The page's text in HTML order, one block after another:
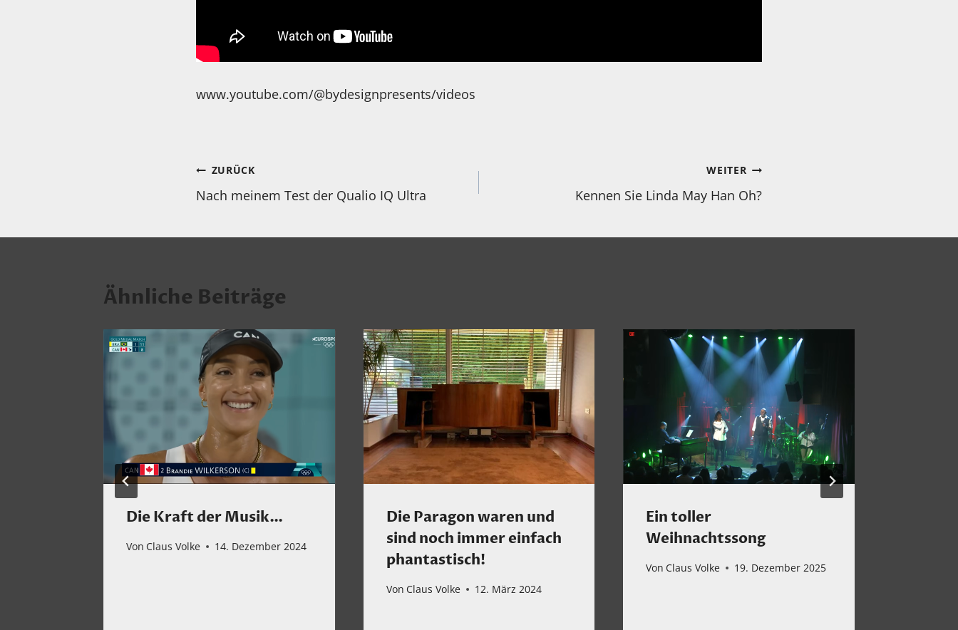
www.youtube.com/@bydesignpresents/videos
Beitragsnavigation
ZURÜCK
Nach meinem Test der Qualio IQ Ultra
WEITER
Kennen Sie Linda May Han Oh?
Ähnliche Beiträge
Die Kraft der Musik…
Von Claus Volke 14. Dezember 2024
Die Paragon waren und
sind noch immer einfach
phantastisch!
Von Claus Volke 12. März 2024
Ein toller
Weihnachtssong
Von Claus Volke 19. Dezember 2025